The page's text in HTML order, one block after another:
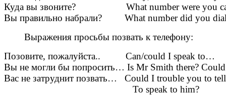
Куда вы звоните? What number were you
Вы правильно набрали? What number did you
Выражения просьбы позвать к телефону:
Позовите, пожалуйста.. Can/could I speak to…
Вы не могли бы попросить… Is Mr Smith there?
Вас не затруднит позвать… Could I trouble you to
To speak to him?